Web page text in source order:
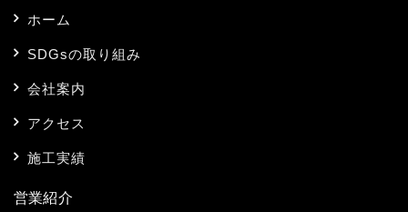
ホーム
SDGsの取り組み
会社案内
アクセス
施工実績
営業紹介